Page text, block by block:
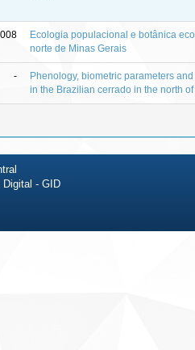
Ecologia populacional e botânica
norte de Minas Gerais
-
Phenology, biometric parameters
in the Brazilian cerrado in the north
Digital - GID